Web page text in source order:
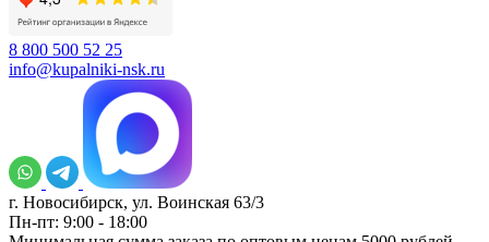
8 800 500 52 25
info@kupalniki-nsk.ru
г. Новосибирск, ул. Воинская 63/3
Пн-пт: 9:00 - 18:00